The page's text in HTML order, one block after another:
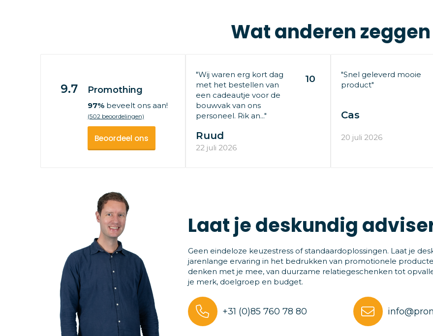
Wat anderen zeggen
9.7 Promothing
97%beveelt ons aan!
(502 beoordelingen)
Beoordeel ons
"Wij waren erg kort dag
met het bestellen van
een cadeautje voor de
bouwvak van ons
personeel. Rik an..."
10
Ruud
22 juli 2026
"Snel geleverd mooie
product"
Cas
20 juli 2026
Laat je deskundig
Geen eindeloze keuzestress of standaardoplossingen. Laat je
jarenlange ervaring in het bedrukken van promotionele
denken met je mee, van duurzame relatiegeschenken tot
je merk, doelgroep en budget.
+31 (0)85 760 78 80